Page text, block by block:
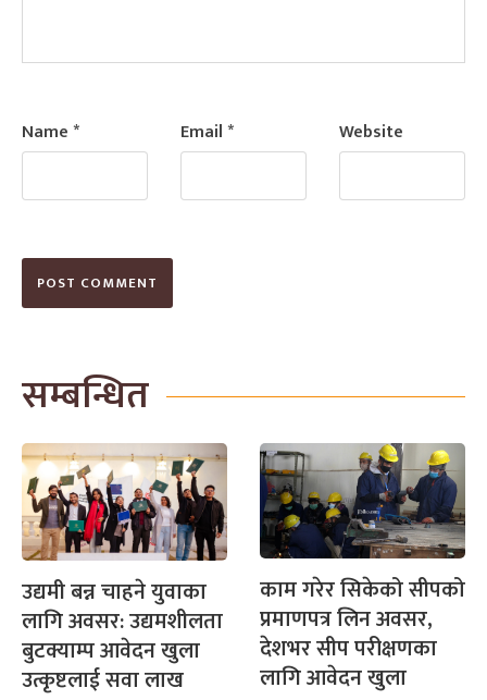
Name* Email* Website
सम्बन्धित
उद्यमी बन्न चाहने युवाका
लागि अवसर: उद्यमशीलता
बुटक्याम्प आवेदन खुला
उत्कृष्टलाई सवा लाख
काम गरेर सिकेको सीपको
प्रमाणपत्र लिन अवसर,
देशभर सीप परीक्षणका
लागि आवेदन खुला